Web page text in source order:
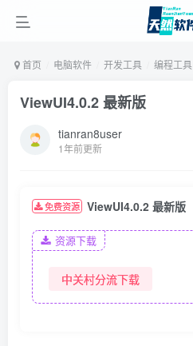
首页 电脑软件 开发工具 编程工具
ViewUI4.0.2 最新版
tianran8user
1年前更新
免费资源 ViewUI4.0.2 最新版
资源下载
中关村分流下载